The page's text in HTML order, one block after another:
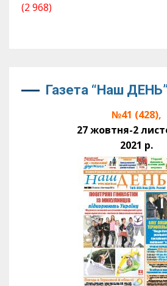
(2 968)
Газета “Наш
№41 (428),
27 жовтня-2
2021 р.